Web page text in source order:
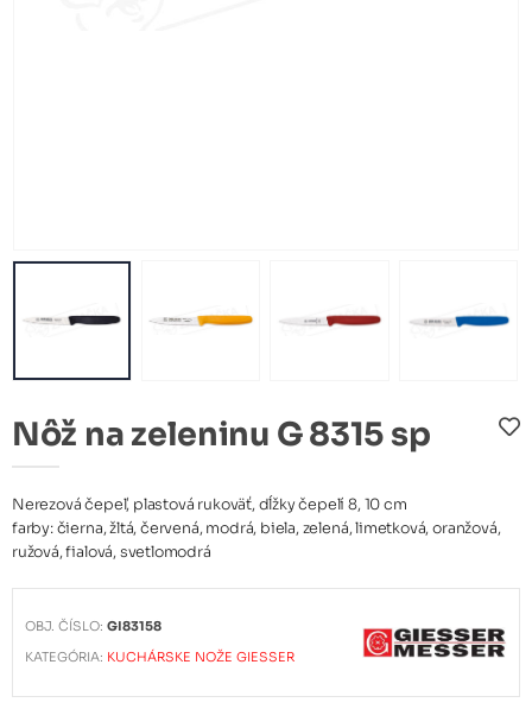
Nôž na zeleninu G 8315 sp
Nerezová čepeľ, plastová rukoväť, dĺžky čepelí 8, 10 cm
farby: čierna, žltá, červená, modrá, biela, zelená, limetková, oranžová,
ružová, fialová, svetlomodrá
OBJ. ČÍSLO:GI83158
KATEGÓRIA: KUCHÁRSKE NOŽE GIESSER